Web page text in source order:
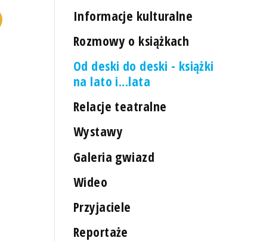
Informacje kulturalne
Rozmowy o książkach
Od deski do deski - książki
na lato i...lata
Relacje teatralne
Wystawy
Galeria gwiazd
Wideo
Przyjaciele
Reportaże